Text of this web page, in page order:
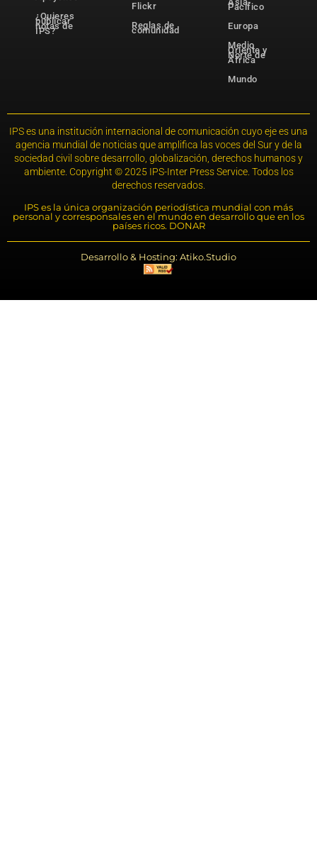
¿Quieres
publicar
notas de
IPS?
Flickr
Reglas de
comunidad
Pacífico
Europa
Medio
Oriente y
Norte de
África
Mundo
IPS es una institución internacional de comunicación cuyo eje es una
agencia mundial de noticias que amplifica las voces del Sur y de la
sociedad civil sobre desarrollo, globalización, derechos humanos y
ambiente. Copyright © 2025 IPS-Inter Press Service. Todos los
derechos reservados.
IPS es la única organización periodística mundial con más
personal y corresponsales en el mundo en desarrollo que en los
países ricos. DONAR
Desarrollo & Hosting: Atiko.Studio